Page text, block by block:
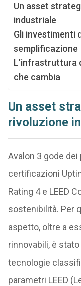
Un asset
industriale
Gli investimenti
semplificazione
L’infrastruttura
che cambia
Un asset
rivoluzione
Avalon 3 gode
certificazioni
Rating 4 e LEED
sostenibilità. Per
aspetto, oltre a
rinnovabili, è
tecnologie
parametri LEED